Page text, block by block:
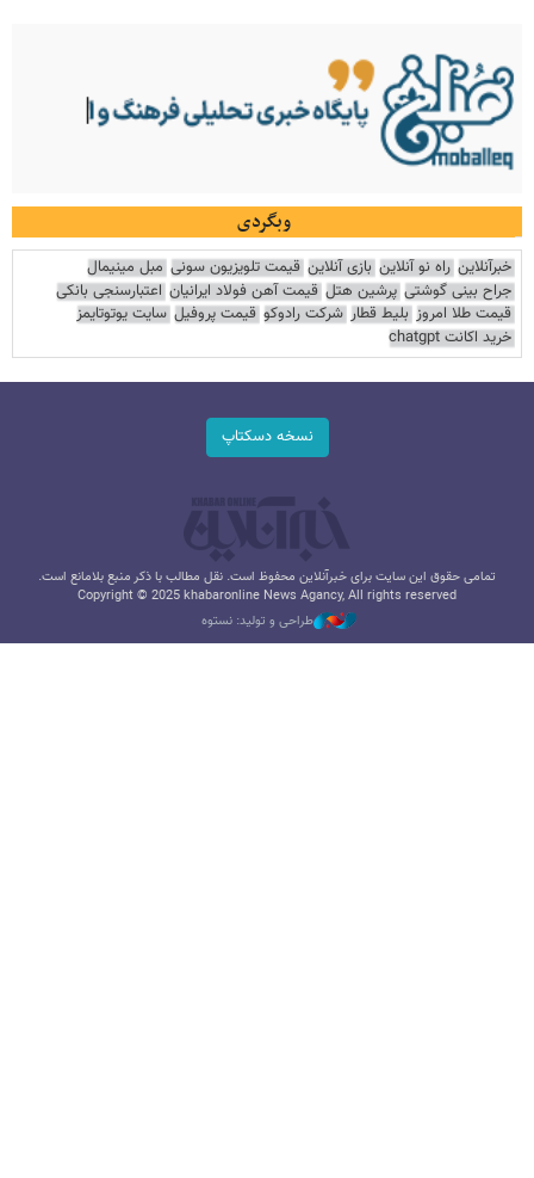
وبگردی
خبرآنلاین راه نو آنلاین بازی آنلاین قیمت تلویزیون سونی مبل مینیمال
جراح بینی گوشتی پرشین هتل قیمت آهن فولاد ایرانیان اعتبارسنجی بانکی
قیمت طلا امروز بلیط قطار شرکت رادوکو قیمت پروفیل سایت یوتوتایمز
خرید اکانت chatgpt
نسخه دسکتاپ
تمامی حقوق این سایت برای خبرآنلاین محفوظ است. نقل مطالب با ذکر منبع بلامانع است.
Copyright © 2025 khabaronline News Agancy, All rights reserved
طراحی و تولید: نستوه